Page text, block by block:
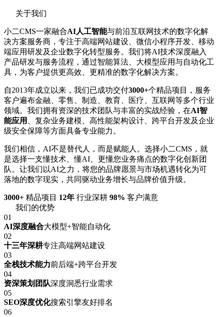
关于我们
小二CMS一家融合AI人工智能与前沿互联网技术的数字化解
决方案服务商，专注于高端网站建设、微信小程序开发、移动
端应用研发及企业数字化转型服务。我们将AI技术深度融入
产品研发与服务流程，通过智能算法、大模型应用与自动化工
具，为客户提供更高效、更精准的数字化解决方案。
自2013年成立以来，我们已成功交付3000+个精品项目，服务
客户遍布金融、零售、制造、教育、医疗、互联网等多个行业
领域。我们拥有资深的技术团队与丰富的实战经验，在AI智
能应用
、复杂业务建模、高性能架构设计、跨平台开发及企业
级安全保障等方面具备专业能力。
我们相信，AI不是替代人，而是赋能人。选择小二CMS，就
是选择一支懂技术、懂AI、更懂您业务痛点的数字化创新团
队。让我们以AI之力，将您的品牌愿景与市场机遇转化为可
落地的数字现实，共同驱动业务增长与品牌价值升级。
3000+ 精品项目 12年 行业深耕 98% 客户满意
我们的优势
01
AI深度融合大模型+智能自动化
02
十三年深耕专注高端网站建设
03
全栈技术能力前后端+跨平台开发
04
资深策划团队深度洞悉行业需求
05
SEO深度优化搜索引擎友好排名
06